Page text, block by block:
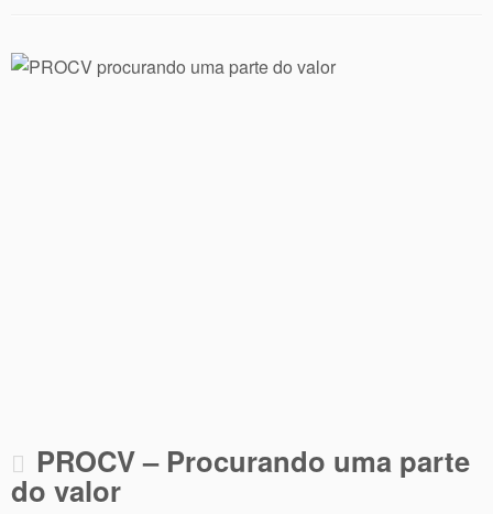
PROCV – Procurando uma parte
do valor